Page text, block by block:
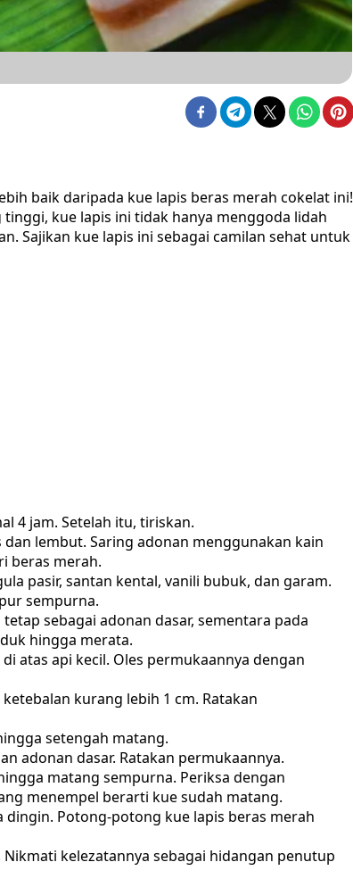
baik daripada kue lapis beras merah cokelat ini!
kue lapis ini tidak hanya menggoda lidah
Sajikan kue lapis ini sebagai camilan sehat untuk
4 jam. Setelah itu, tiriskan.
lembut. Saring adonan menggunakan kain
beras merah.
pasir, santan kental, vanili bubuk, dan garam.
sempurna.
sebagai adonan dasar, sementara pada
hingga merata.
atas api kecil. Oles permukaannya dengan
kurang lebih 1 cm. Ratakan
setengah matang.
adonan dasar. Ratakan permukaannya.
matang sempurna. Periksa dengan
menempel berarti kue sudah matang.
Potong-potong kue lapis beras merah
kelezatannya sebagai hidangan penutup